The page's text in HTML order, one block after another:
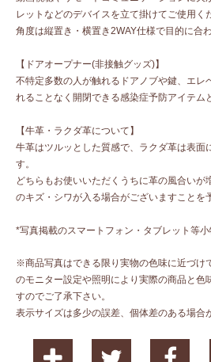
レットなどのデバイスを立て掛けてご使用く
角度は縦置き・横置き2WAY仕様で目的に合
【ドアオープナー(非接触グッズ)】
不特定多数の人が触れるドアノブや鍵、エレ
れることなく開閉できる感染症予防アイテム
【牛革・ラクダ革について】
牛革はツルッとした質感で、ラクダ革は表面
す。
どちらもお使いいただくうちに革の風合いが
のキズ・シワが入る場合がございますことを
*写真掲載のスマートフォン・タブレット等小
※商品写真はできる限り実物の色味に近づけ
のモニター設定や照明により実際の商品と色
すのでご了承下さい。
表示サイズは多少の誤差、個体差のある場合